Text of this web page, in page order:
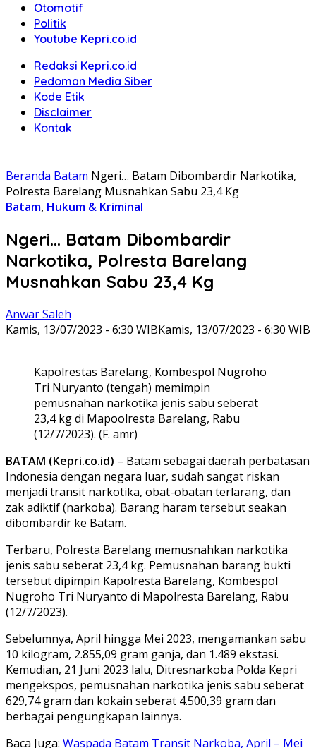
Otomotif
Politik
Youtube Kepri.co.id
Redaksi Kepri.co.id
Pedoman Media Siber
Kode Etik
Disclaimer
Kontak
Beranda Batam Ngeri… Batam Dibombardir Narkotika,
Polresta Barelang Musnahkan Sabu 23,4 Kg
Batam, Hukum & Kriminal
Ngeri… Batam Dibombardir
Narkotika, Polresta Barelang
Musnahkan Sabu 23,4 Kg
Anwar Saleh
Kamis, 13/07/2023 - 6:30 WIBKamis, 13/07/2023 - 6:30 WIB
Kapolrestas Barelang, Kombespol Nugroho
Tri Nuryanto (tengah) memimpin
pemusnahan narkotika jenis sabu seberat
23,4 kg di Mapoolresta Barelang, Rabu
(12/7/2023). (F. amr)
BATAM (Kepri.co.id) – Batam sebagai daerah perbatasan
Indonesia dengan negara luar, sudah sangat riskan
menjadi transit narkotika, obat-obatan terlarang, dan
zak adiktif (narkoba). Barang haram tersebut seakan
dibombardir ke Batam.
Terbaru, Polresta Barelang memusnahkan narkotika
jenis sabu seberat 23,4 kg. Pemusnahan barang bukti
tersebut dipimpin Kapolresta Barelang, Kombespol
Nugroho Tri Nuryanto di Mapolresta Barelang, Rabu
(12/7/2023).
Sebelumnya, April hingga Mei 2023, mengamankan sabu
10 kilogram, 2.855,09 gram ganja, dan 1.489 ekstasi.
Kemudian, 21 Juni 2023 lalu, Ditresnarkoba Polda Kepri
mengekspos, pemusnahan narkotika jenis sabu seberat
629,74 gram dan kokain seberat 4.500,39 gram dan
berbagai pengungkapan lainnya.
Baca Juga: Waspada Batam Transit Narkoba, April – Mei